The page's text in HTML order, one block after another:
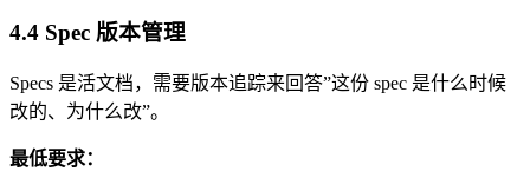
4.4 Spec 版本管理
Specs 是活文档，需要版本追踪来回答”这份 spec 是什么时候
改的、为什么改”。
最低要求：